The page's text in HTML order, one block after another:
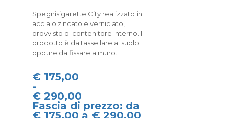
Spegnisigarette City realizzato in
acciaio zincato e verniciato,
provvisto di contenitore interno. Il
prodotto è da tassellare al suolo
oppure da fissare a muro.
€ 175,00
-
€ 290,00
Fascia di prezzo: da
€ 175,00 a € 290,00